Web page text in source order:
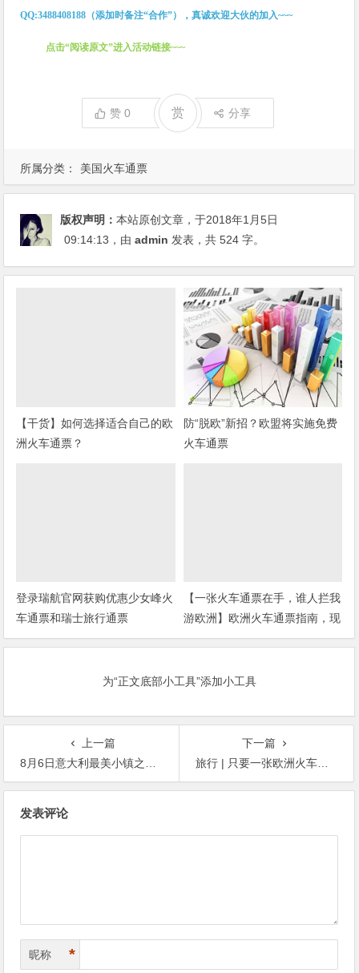
所属分类： 美国火车通票
QQ:3488408188（添加时备注“合作”），真诚欢迎大伙的加入~~~
点击“阅读原文”进入活动链接~~~
赞0 赏 分享
版权声明：本站原创文章，于2018年1月5日
09:14:13 ，由admin 发表，共 524 字。
【干货】如何选择适合自己的欧
洲火车通票？
防“脱欧”新招？欧盟将实施免费
火车通票
登录瑞航官网获购优惠少女峰火
车通票和瑞士旅行通票
【一张火车通票在手，谁人拦我
游欧洲】欧洲火车通票指南，现
在买还有给力优惠哦
为“正文底部小工具”添加小工具
上一篇
8月6日意大利最美小镇之五渔村【阳光海滨】45欧！包火车通票
下一篇
旅行 | 只要一张欧洲火车通票，就能畅游欧洲21个国家，方便又省钱！
发表评论
昵称 *